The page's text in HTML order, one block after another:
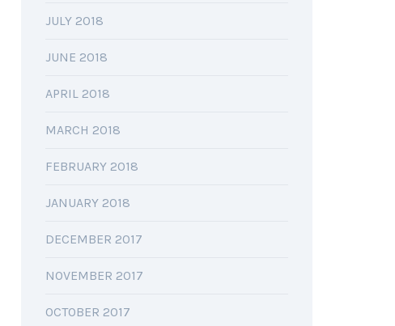
JULY 2018
JUNE 2018
APRIL 2018
MARCH 2018
FEBRUARY 2018
JANUARY 2018
DECEMBER 2017
NOVEMBER 2017
OCTOBER 2017